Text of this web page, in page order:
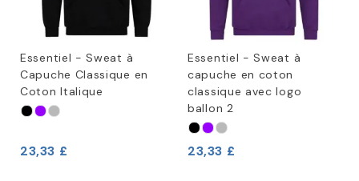
Essentiel - Sweat à
Capuche Classique en
Coton Italique
23,33 £
Essentiel - Sweat à
capuche en coton
classique avec logo
ballon 2
23,33 £